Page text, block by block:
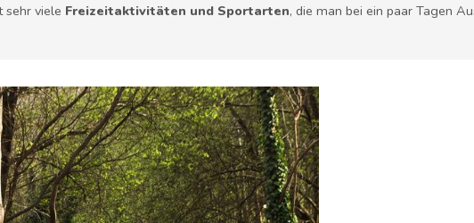
sehr viele Freizeitaktivitäten und Sportarten, die man bei ein paar Tagen